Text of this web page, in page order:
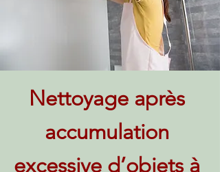
Nettoyage après
accumulation
excessive d’objets à